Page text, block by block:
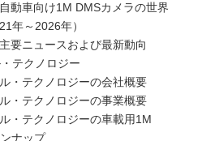
動車向け1M DMSカメラの世界
年～2026年）
要ニュースおよび最新動向
テクノロジー
・テクノロジーの会社概要
・テクノロジーの事業概要
・テクノロジーの車載用1M
ナップ